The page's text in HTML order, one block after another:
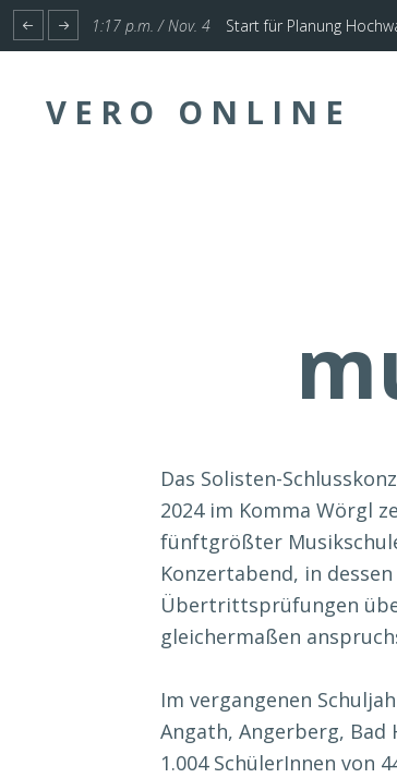
1:17 p.m. / Nov. 4 Start für Planung
VERO ONLINE
Das Solisten-
2024 im Komma Wörgl
fünftgrößter
Konzertabend, in
Übertrittsprüfungen
gleichermaßen
Im vergangenen
Angath, Angerberg,
1.004 SchülerInnen von